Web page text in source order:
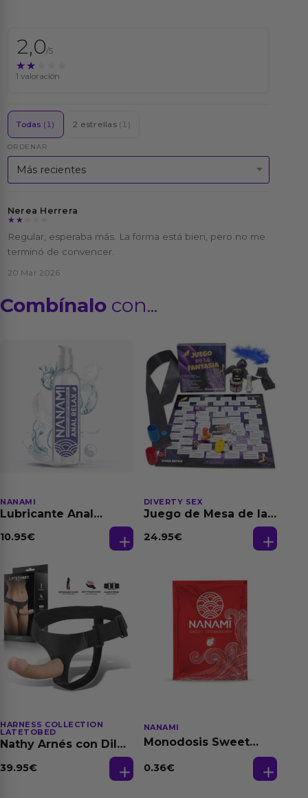
2,0/5
★★★★★
★★★★★
1 valoración
Todas (1) 2 estrellas (1)
ORDENAR
Nerea Herrera
★★★★★
★★★★★
Regular, esperaba más. La forma está bien, pero no me
terminó de convencer.
20 Mar 2026
Combínalo con...
NANAMI
Lubricante Anal
Dilatación Base Agua
10.95€
DIVERTY SEX
Juego de Mesa de las
24.95€
HARNESS COLLECTION
LATETOBED
Nathy Arnés con Dildo
39.95€
NANAMI
Monodosis Sweet
Base Agua 4 ml
0.36€